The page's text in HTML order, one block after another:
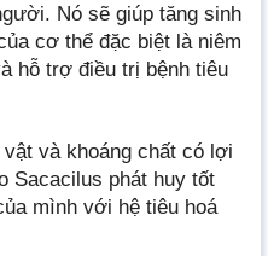
Nó sẽ giúp tăng sinh
cơ thể đặc biệt là niêm
hỗ trợ điều trị bệnh tiêu
và khoáng chất có lợi
Sacacilus phát huy tốt
mình với hệ tiêu hoá